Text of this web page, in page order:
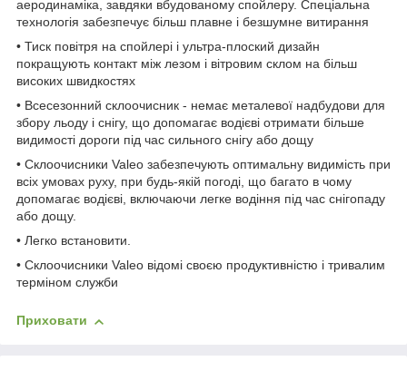
аеродинаміка, завдяки вбудованому спойлеру. Спеціальна
технологія забезпечує більш плавне і безшумне витирання
• Тиск повітря на спойлері і ультра-плоский дизайн
покращують контакт між лезом і вітровим склом на більш
високих швидкостях
• Всесезонний склоочисник - немає металевої надбудови для
збору льоду і снігу, що допомагає водієві отримати більше
видимості дороги під час сильного снігу або дощу
• Склоочисники Valeo забезпечують оптимальну видимість при
всіх умовах руху, при будь-якій погоді, що багато в чому
допомагає водієві, включаючи легке водіння під час снігопаду
або дощу.
• Легко встановити.
• Склоочисники Valeo відомі своєю продуктивністю і тривалим
терміном служби
Приховати